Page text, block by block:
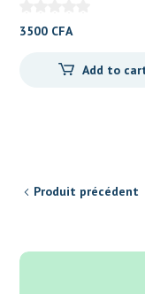
3500 CFA
Add to
Produit précédent